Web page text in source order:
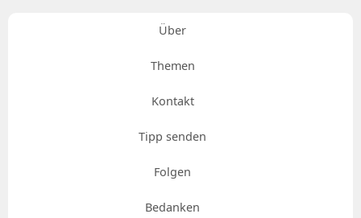
Über
Themen
Kontakt
Tipp senden
Folgen
Bedanken